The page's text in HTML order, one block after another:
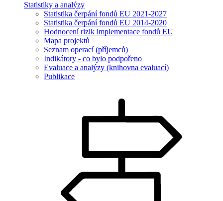
Statistiky a analýzy
Statistika čerpání fondů EU 2021-2027
Statistika čerpání fondů EU 2014-2020
Hodnocení rizik implementace fondů EU
Mapa projektů
Seznam operací (příjemců)
Indikátory - co bylo podpořeno
Evaluace a analýzy (knihovna evaluací)
Publikace